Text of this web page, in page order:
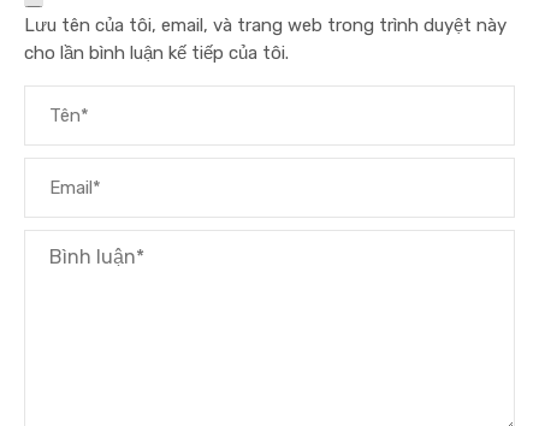
Lưu tên của tôi, email, và trang web trong trình duyệt này
cho lần bình luận kế tiếp của tôi.